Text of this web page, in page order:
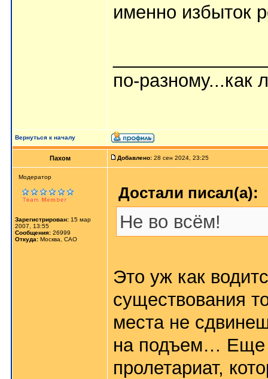
именно избыток
по-разному...как
Вернуться к началу
Пахом Добавлено: 28 сен 2024, 23:25
Мoдератор
Зарегистрирован: 15 мар
2007, 13:55
Сообщения: 26999
Откуда: Москва, САО
Достали писал(а):
Не во всём!
Это уж как
существования
места не
на подъем… Еще
пролетариат,